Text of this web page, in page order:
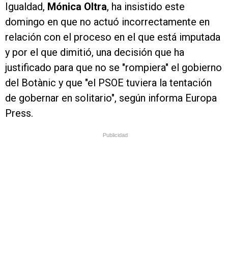
Igualdad, Mónica Oltra, ha insistido este
domingo en que no actuó incorrectamente en
relación con el proceso en el que está imputada
y por el que dimitió, una decisión que ha
justificado para que no se "rompiera" el gobierno
del Botànic y que "el PSOE tuviera la tentación
de gobernar en solitario", según informa Europa
Press.
Publicidad